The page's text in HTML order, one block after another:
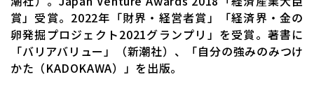
賞」受賞。2022年「財界・経営者賞」「経済界・金の
卵発掘プロジェクト2021グランプリ」を受賞。著書に
「バリアバリュー」（新潮社）、「自分の強みのみつけ
かた（KADOKAWA）」を出版。